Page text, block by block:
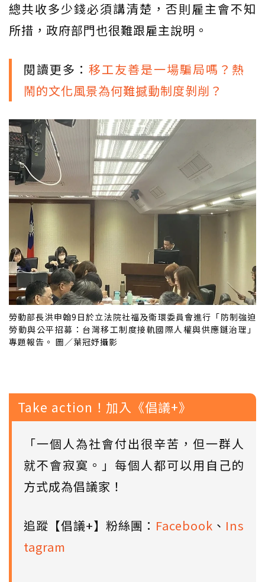
總共收多少錢必須講清楚，否則雇主會不知
所措，政府部門也很難跟雇主說明。
閱讀更多： 移工友善是一場騙局嗎？熱
鬧的文化風景為何難撼動制度剝削？
勞動部長洪申翰9日於立法院社福及衛環委員會進行「防制強迫
勞動與公平招募：台灣移工制度接軌國際人權與供應鏈治理」
專題報告。 圖／葉冠妤攝影
Take action！加入《倡議+》
「一個人為社會付出很辛苦，但一群人
就不會寂寞。」每個人都可以用自己的
方式成為倡議家！
追蹤【倡議+】粉絲團： Facebook 、 Ins
tagram